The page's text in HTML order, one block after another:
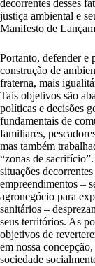
decorrentes desses
justiça ambiental e
Manifesto de
Portanto, defender e
construção de
fraterna, mais
Tais objetivos são
políticas e decisões
fundamentais de
familiares,
mas também
“zonas de
situações
empreendimentos –
agronegócio para
sanitários –
seus territórios. As
objetivos de
em nossa
sociedade